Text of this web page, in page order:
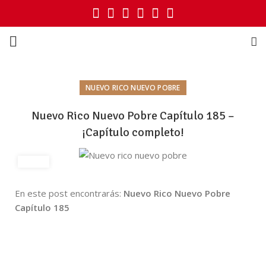
NUEVO RICO NUEVO POBRE
Nuevo Rico Nuevo Pobre Capítulo 185 –
¡Capítulo completo!
En este post encontrarás: Nuevo Rico Nuevo Pobre
Capítulo 185